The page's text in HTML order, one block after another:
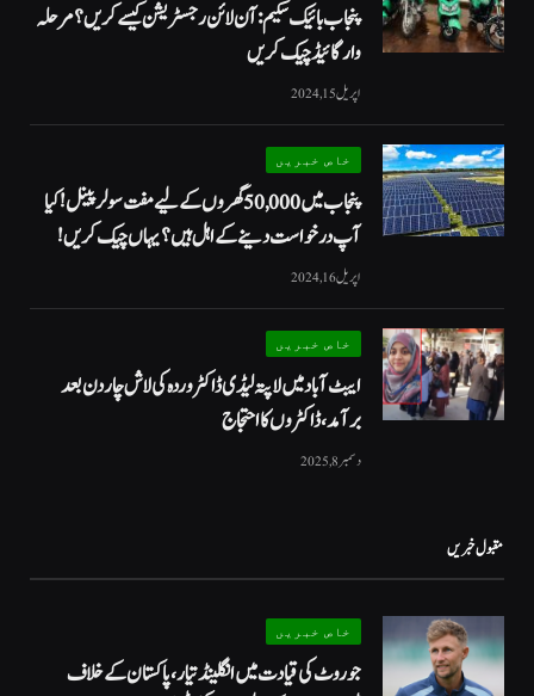
پنجاب بائیک سکیم: آن لائن رجسٹریشن کیسے کریں؟ مرحلہ
وار گائیڈ چیک کریں
اپریل 15, 2024
خاص خبریں
پنجاب میں 50,000 گھروں کے لیے مفت سولر پینل! کیا
آپ درخواست دینے کے اہل ہیں؟ یہاں چیک کریں!
اپریل 16, 2024
خاص خبریں
ایبٹ آباد میں لاپتہ لیڈی ڈاکٹر وردہ کی لاش چار دن بعد
برآمد، ڈاکٹروں کا احتجاج
دسمبر 8, 2025
مقبول خبریں
خاص خبریں
جو روٹ کی قیادت میں انگلینڈ تیار، پاکستان کے خلاف